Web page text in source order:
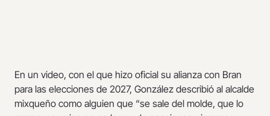
En un video, con el que hizo oficial su alianza con Bran
para las elecciones de 2027, González describió al alcalde
mixqueño como alguien que “se sale del molde, que lo